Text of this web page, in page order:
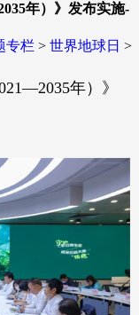
年）》发布实施-
专栏 > 世界地球日 >
年）》